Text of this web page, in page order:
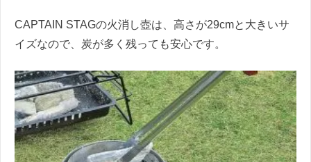
CAPTAIN STAGの火消し壺は、高さが29cmと大きいサ
イズなので、炭が多く残っても安心です。